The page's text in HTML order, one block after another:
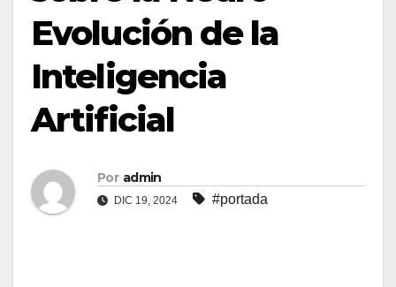
Evolución de la
Inteligencia
Artificial
Por admin
DIC 19, 2024 #portada